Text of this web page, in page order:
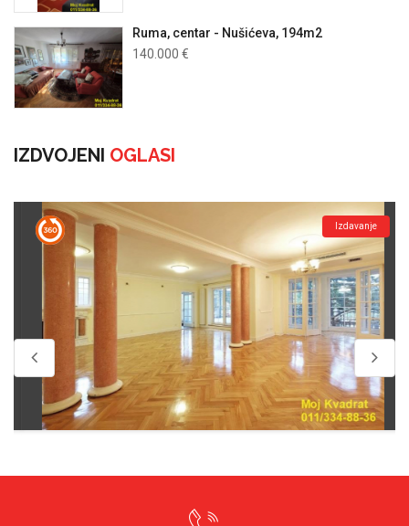
Ruma, centar - Nušićeva, 194m2
140.000 €
IZDVOJENI OGLASI
Izdavanje